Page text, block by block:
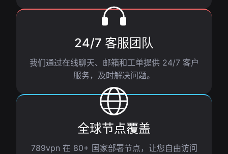
24/7 客服团队
我们通过在线聊天、邮箱和工单提供 24/7 客户
服务，及时解决问题。
全球节点覆盖
789vpn 在 80+ 国家部署节点，让您自由访问